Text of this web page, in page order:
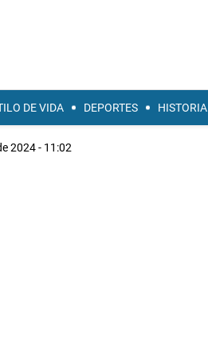
DE VIDA DEPORTES HISTORIA
2024 - 11:02